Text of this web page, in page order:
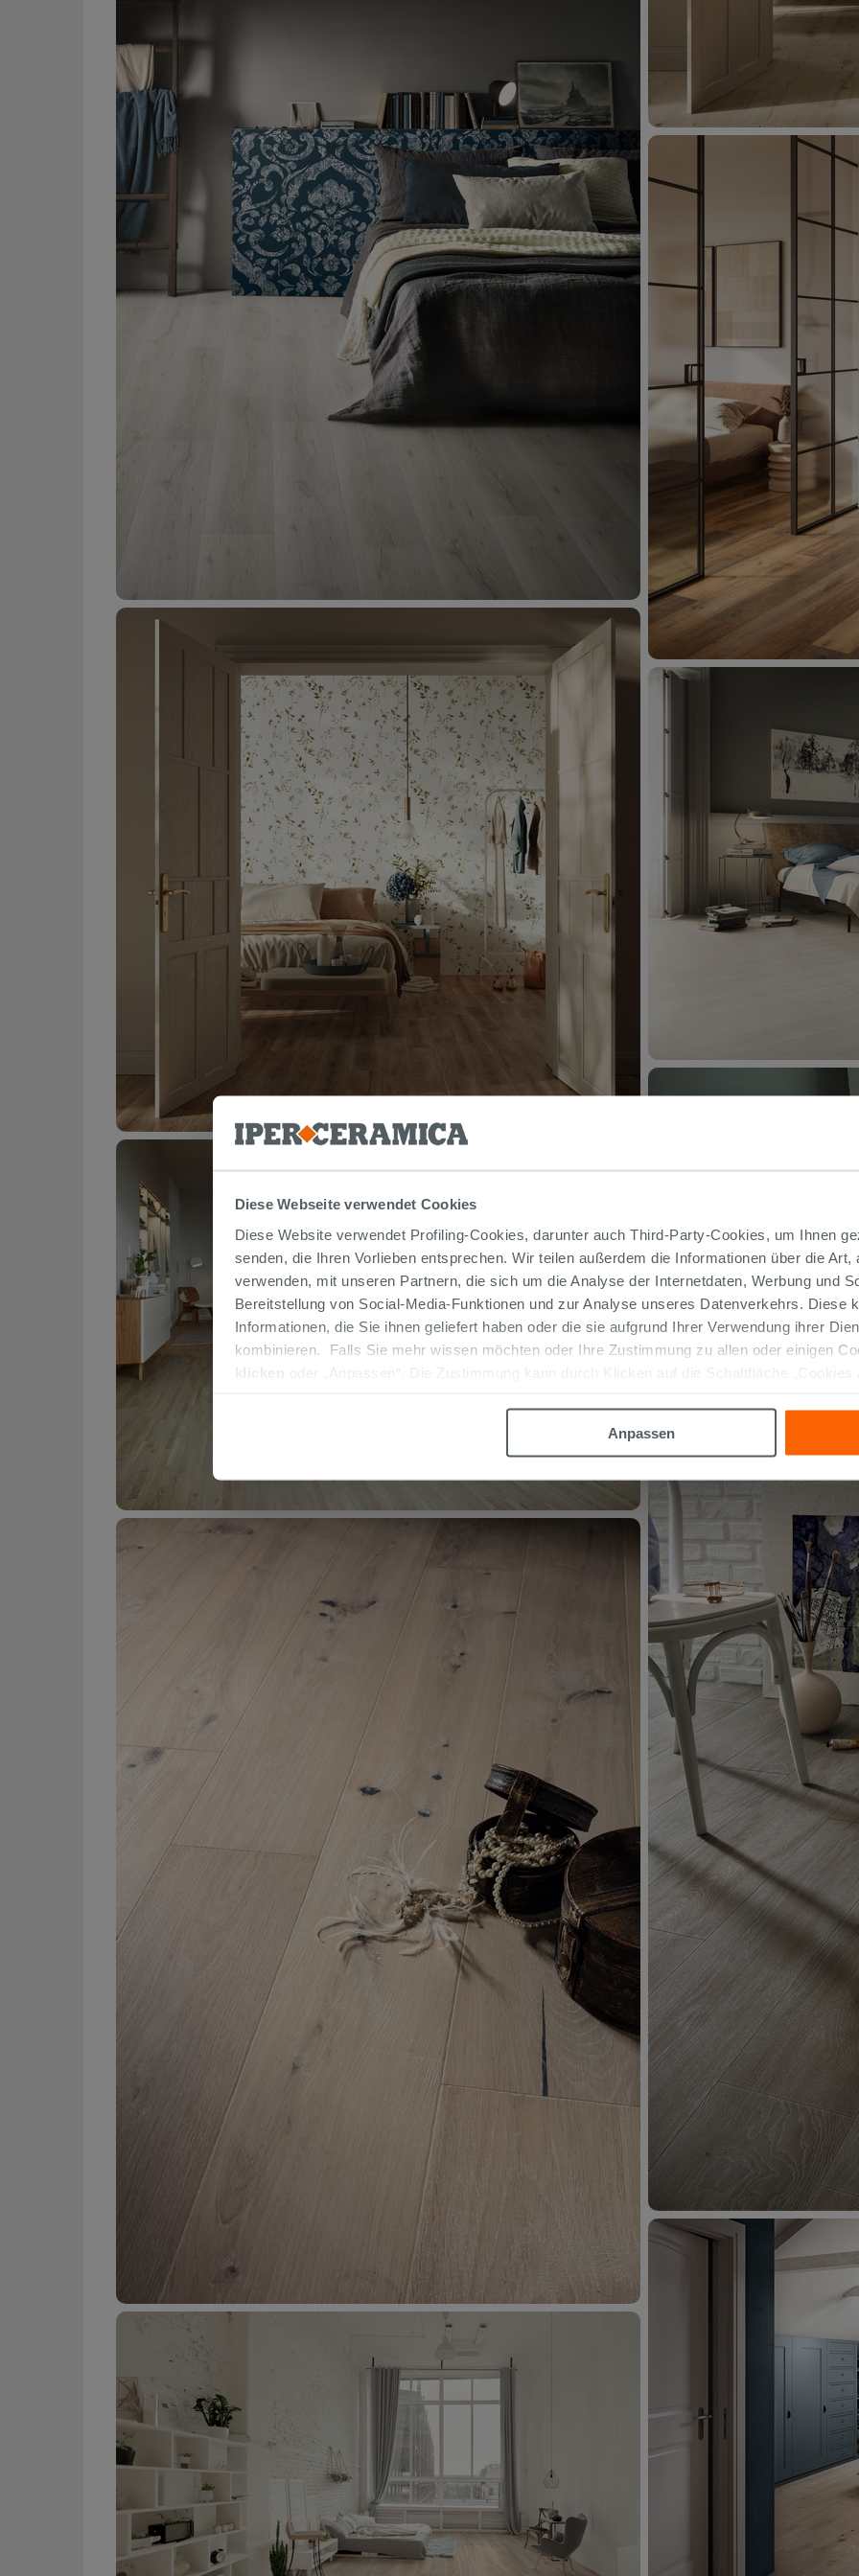
Diese Webseite verwendet Cookies
Diese Website verwendet Profiling-Cookies, darunter auch Third-Party-Cookies, um Ihnen
senden, die Ihren Vorlieben entsprechen. Wir teilen außerdem die Informationen über die
verwenden, mit unseren Partnern, die sich um die Analyse der Internetdaten, Werbung und
Bereitstellung von Social-Media-Funktionen und zur Analyse unseres Datenverkehrs. Diese
Informationen, die Sie ihnen geliefert haben oder die sie aufgrund Ihrer Verwendung ihrer
kombinieren. Falls Sie mehr wissen möchten oder Ihre Zustimmung zu allen oder einigen
klicken
oder „Anpassen“. Die Zustimmung kann durch Klicken auf die Schaltfläche „Cookies
Anpassen